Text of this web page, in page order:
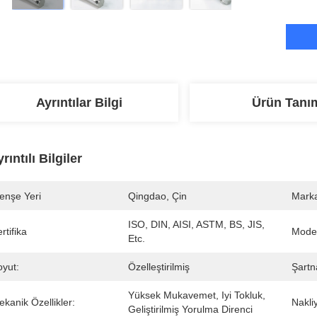
Ayrıntılar Bilgi Ürün
Bilgiler
Yeri Qingdao, Çin
ISO, DIN, AISI, ASTM, BS, JIS,
Etc.
Özelleştirilmiş
Özellikler:
Yüksek Mukavemet, Iyi Tokluk,
Geliştirilmiş Yorulma Direnci